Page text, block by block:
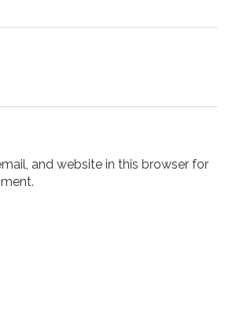
and website in this browser for